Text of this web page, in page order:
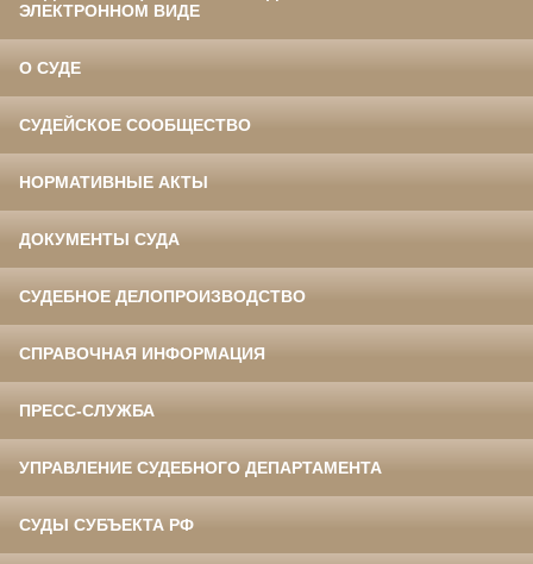
ЭЛЕКТРОННОМ ВИДЕ
О СУДЕ
СУДЕЙСКОЕ СООБЩЕСТВО
НОРМАТИВНЫЕ АКТЫ
ДОКУМЕНТЫ СУДА
СУДЕБНОЕ ДЕЛОПРОИЗВОДСТВО
СПРАВОЧНАЯ ИНФОРМАЦИЯ
ПРЕСС-СЛУЖБА
УПРАВЛЕНИЕ СУДЕБНОГО ДЕПАРТАМЕНТА
СУДЫ СУБЪЕКТА РФ